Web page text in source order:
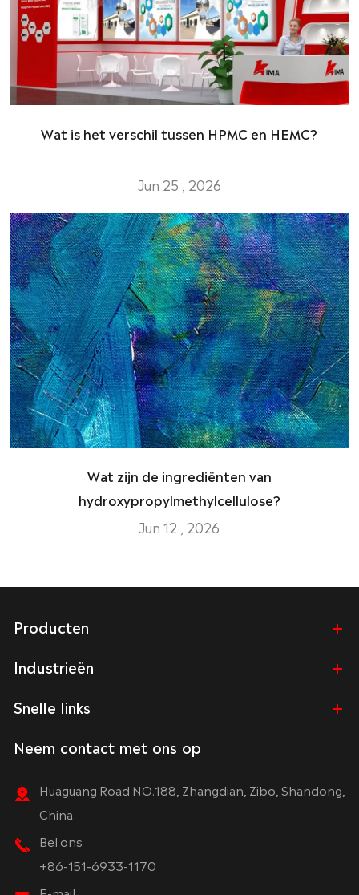
Wat is het verschil tussen HPMC en HEMC?
Jun 25 , 2026
Wat zijn de ingrediënten van
hydroxypropylmethylcellulose?
Jun 12 , 2026
Producten
Industrieën
Snelle links
Neem contact met ons op
Huaguang Road NO.188, Zhangdian, Zibo, Shandong,
China
Bel ons
+86-151-6933-1170